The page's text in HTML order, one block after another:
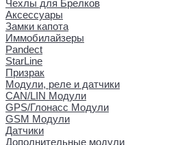
Чехлы для Брелков
Аксессуары
Замки капота
Иммобилайзеры
Pandect
StarLine
Призрак
Модули, реле и датчики
CAN/LIN Модули
GPS/Глонасс Модули
GSM Модули
Датчики
Дополнительные модули